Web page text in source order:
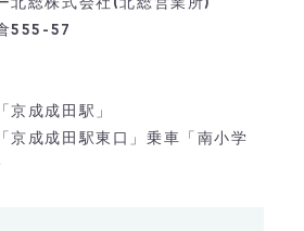
555-57
京成成田駅」
京成成田駅東口」乗車「南小学